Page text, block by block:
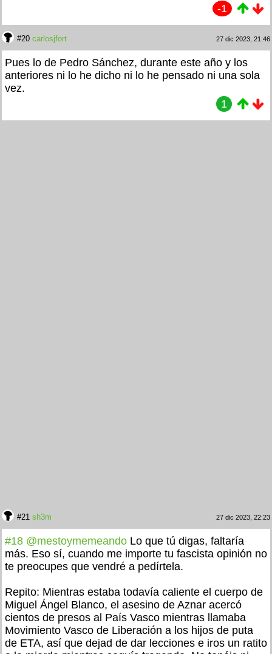
-1
#20 carlosjfort 27 dic 2023, 21:46
Pues lo de Pedro Sánchez, durante este año y los
anteriores ni lo he dicho ni lo he pensado ni una sola
vez.
1
#21 sh3m 27 dic 2023, 22:23
#18 @mestoymemeando Lo que tú digas, faltaría
más. Eso sí, cuando me importe tu fascista opinión no
te preocupes que vendré a pedírtela.
Repito: Mientras estaba todavía caliente el cuerpo de
Miguel Ángel Blanco, el asesino de Aznar acercó
cientos de presos al País Vasco mientras llamaba
Movimiento Vasco de Liberación a los hijos de puta
de ETA, así que dejad de dar lecciones e iros un ratito